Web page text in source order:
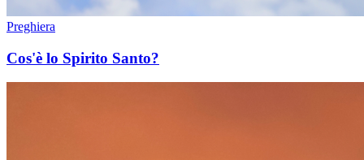
Preghiera
Cos'è lo Spirito Santo?